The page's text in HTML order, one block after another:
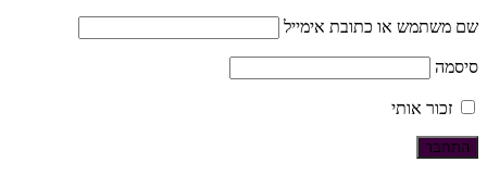
שם משתמש או כתובת אימייל
סיסמה
זכור אותי